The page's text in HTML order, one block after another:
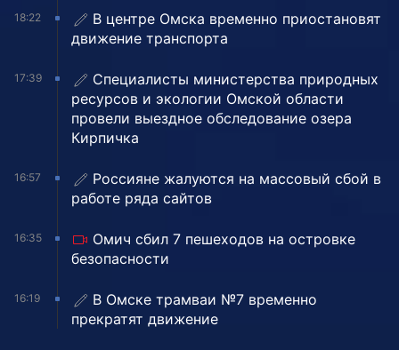
18:22
В центре Омска временно приостановят
движение транспорта
17:39
Специалисты министерства природных
ресурсов и экологии Омской области
провели выездное обследование озера
Кирпичка
16:57
Россияне жалуются на массовый сбой в
работе ряда сайтов
16:35
Омич сбил 7 пешеходов на островке
безопасности
16:19
В Омске трамваи №7 временно
прекратят движение